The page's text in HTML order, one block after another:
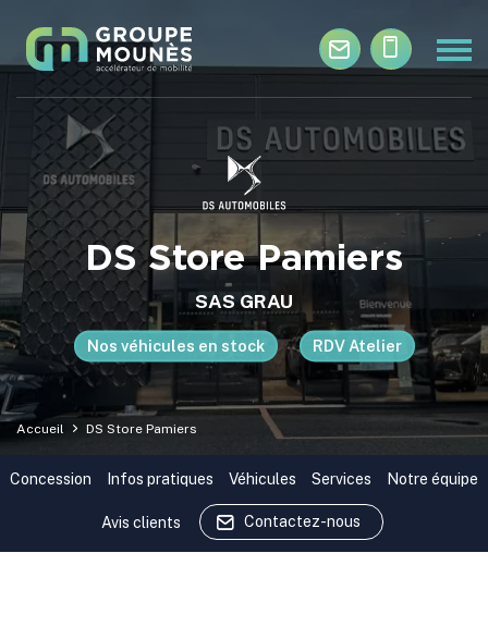
DS Store Pamiers
SAS GRAU
Nos véhicules en stock RDV Atelier
Accueil DS Store Pamiers
Concession Infos pratiques Véhicules Services Notre équipe
Avis clients Contactez-nous